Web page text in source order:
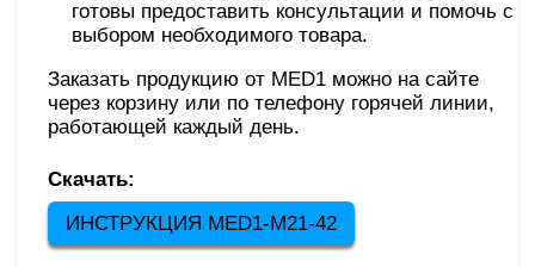
готовы предоставить консультации и помочь с
выбором необходимого товара.
Заказать продукцию от MED1 можно на сайте
через корзину или по телефону горячей линии,
работающей каждый день.
Скачать:
ИНСТРУКЦИЯ MED1-M21-42